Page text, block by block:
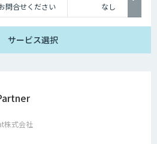
問合せください なし
サービス選択
株式会社